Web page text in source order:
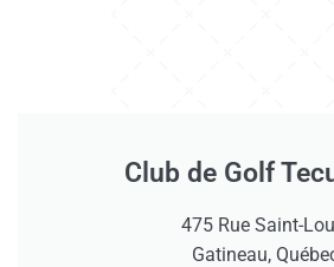
Club de Golf
475 Rue Saint-
Gatineau,